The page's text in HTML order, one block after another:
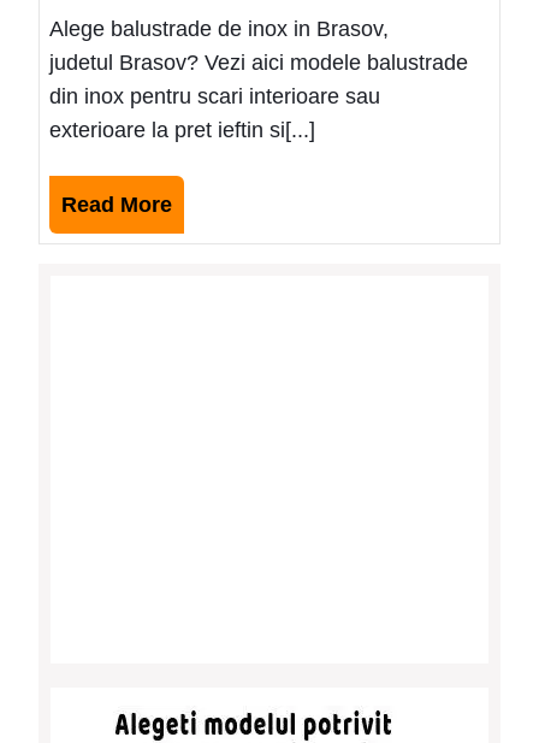
Alege balustrade de inox in Brasov,
judetul Brasov? Vezi aici modele balustrade
din inox pentru scari interioare sau
exterioare la pret ieftin si[...]
Read MoreRead
More